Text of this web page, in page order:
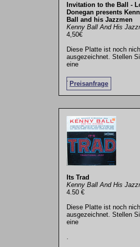
Invitation to the Ball -
Donegan presents
Ball and his Jazzmen
Kenny Ball And His
4,50€
Diese Platte ist noch
ausgezeichnet. Stellen
eine
Preisanfrage
.
Its Trad
Kenny Ball And His
4.50 €
Diese Platte ist noch
ausgezeichnet. Stellen
eine
.